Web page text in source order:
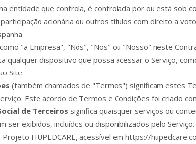
entidade que controla, é controlada por ou está sob
acionária ou outros títulos com direito a
"a Empresa", "Nós", "Nos" ou "Nosso" neste
qualquer dispositivo que possa acessar o Serviço,
Site.
(também chamados de "Termos") significam estes
Este acordo de Termos e Condições foi criado
de Terceiros significa quaisquer serviços ou
ser exibidos, incluídos ou disponibilizados pelo Serviço.
HUPEDCARE, acessível em https://